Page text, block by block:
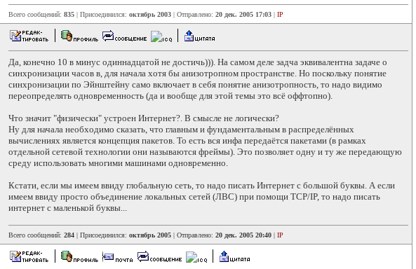
Всего сообщений: 835 | Присоединился: октябрь 2003 | Отправлено: 20 дек. 2005 17:03 | IP
Да, конечно 10 в минус одиннадцатой не достичь))). На самом деле задча эквивалентна задаче о
синхронизации часов в, для начала хотя бы анизотропном пространстве. Но поскольку понятие
синхронизации по Эйнштейну само включает в себя понятие анизотропность, то надо видимо
переопределять одновременность (да и вообще для этой темы это всё оффтопно).
Что значит "физически" устроен Интернет?. В смысле не логически?
Ну для начала необходимо сказать, что главным и фундаментальным в распределённых
вычислениях является концепция пакетов. То есть вся инфа передаётся пакетами (в рамках
отдельной сетевой технологии они называются фреймы). Это позволяет одну и ту же передающую
среду использовать многими машинами одновременно.
Кстати, если мы имеем ввиду глобальную сеть, то надо писать Интернет с большой буквы. А если
имеем ввиду просто объединение локальных сетей (ЛВС) при помощи ТСР/IP, то надо писать
интернет с маленькой буквы...
Всего сообщений: 284 | Присоединился: октябрь 2005 | Отправлено: 20 дек. 2005 20:40 | IP